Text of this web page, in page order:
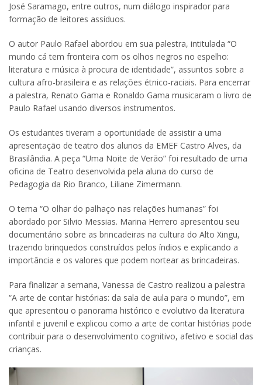
José Saramago, entre outros, num diálogo inspirador para
formação de leitores assíduos.
O autor Paulo Rafael abordou em sua palestra, intitulada “O
mundo cá tem fronteira com os olhos negros no espelho:
literatura e música à procura de identidade”, assuntos sobre a
cultura afro-brasileira e as relações étnico-raciais. Para encerrar
a palestra, Renato Gama e Ronaldo Gama musicaram o livro de
Paulo Rafael usando diversos instrumentos.
Os estudantes tiveram a oportunidade de assistir a uma
apresentação de teatro dos alunos da EMEF Castro Alves, da
Brasilândia. A peça “Uma Noite de Verão” foi resultado de uma
oficina de Teatro desenvolvida pela aluna do curso de
Pedagogia da Rio Branco, Liliane Zimermann.
O tema “O olhar do palhaço nas relações humanas” foi
abordado por Silvio Messias. Marina Herrero apresentou seu
documentário sobre as brincadeiras na cultura do Alto Xingu,
trazendo brinquedos construídos pelos índios e explicando a
importância e os valores que podem nortear as brincadeiras.
Para finalizar a semana, Vanessa de Castro realizou a palestra
“A arte de contar histórias: da sala de aula para o mundo”, em
que apresentou o panorama histórico e evolutivo da literatura
infantil e juvenil e explicou como a arte de contar histórias pode
contribuir para o desenvolvimento cognitivo, afetivo e social das
crianças.